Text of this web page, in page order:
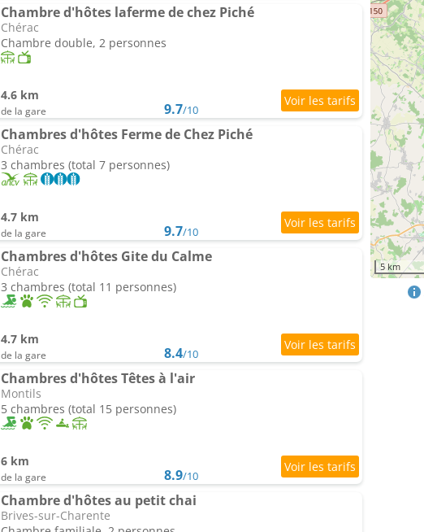
Chambre d'hôtes laferme de chez Piché
Chérac
Chambre double, 2 personnes
4.6 km
de la gare 9.7/10
Chambres d'hôtes Ferme de Chez Piché
Chérac
3 chambres (total 7 personnes)
4.7 km
de la gare 9.7/10
Chambres d'hôtes Gite du Calme
Chérac
3 chambres (total 11 personnes)
4.7 km
de la gare 8.4/10
Chambres d'hôtes Têtes à l'air
Montils
5 chambres (total 15 personnes)
6 km
de la gare 8.9/10
Chambre d'hôtes au petit chai
Brives-sur-Charente
5 km